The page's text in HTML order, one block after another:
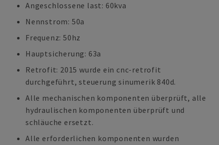
Angeschlossene last: 60kva
Nennstrom: 50a
Frequenz: 50hz
Hauptsicherung: 63a
Retrofit: 2015 wurde ein cnc-retrofit
durchgeführt, steuerung sinumerik 840d.
Alle mechanischen komponenten überprüft, alle
hydraulischen komponenten überprüft und
schläuche ersetzt.
Alle erforderlichen komponenten wurden